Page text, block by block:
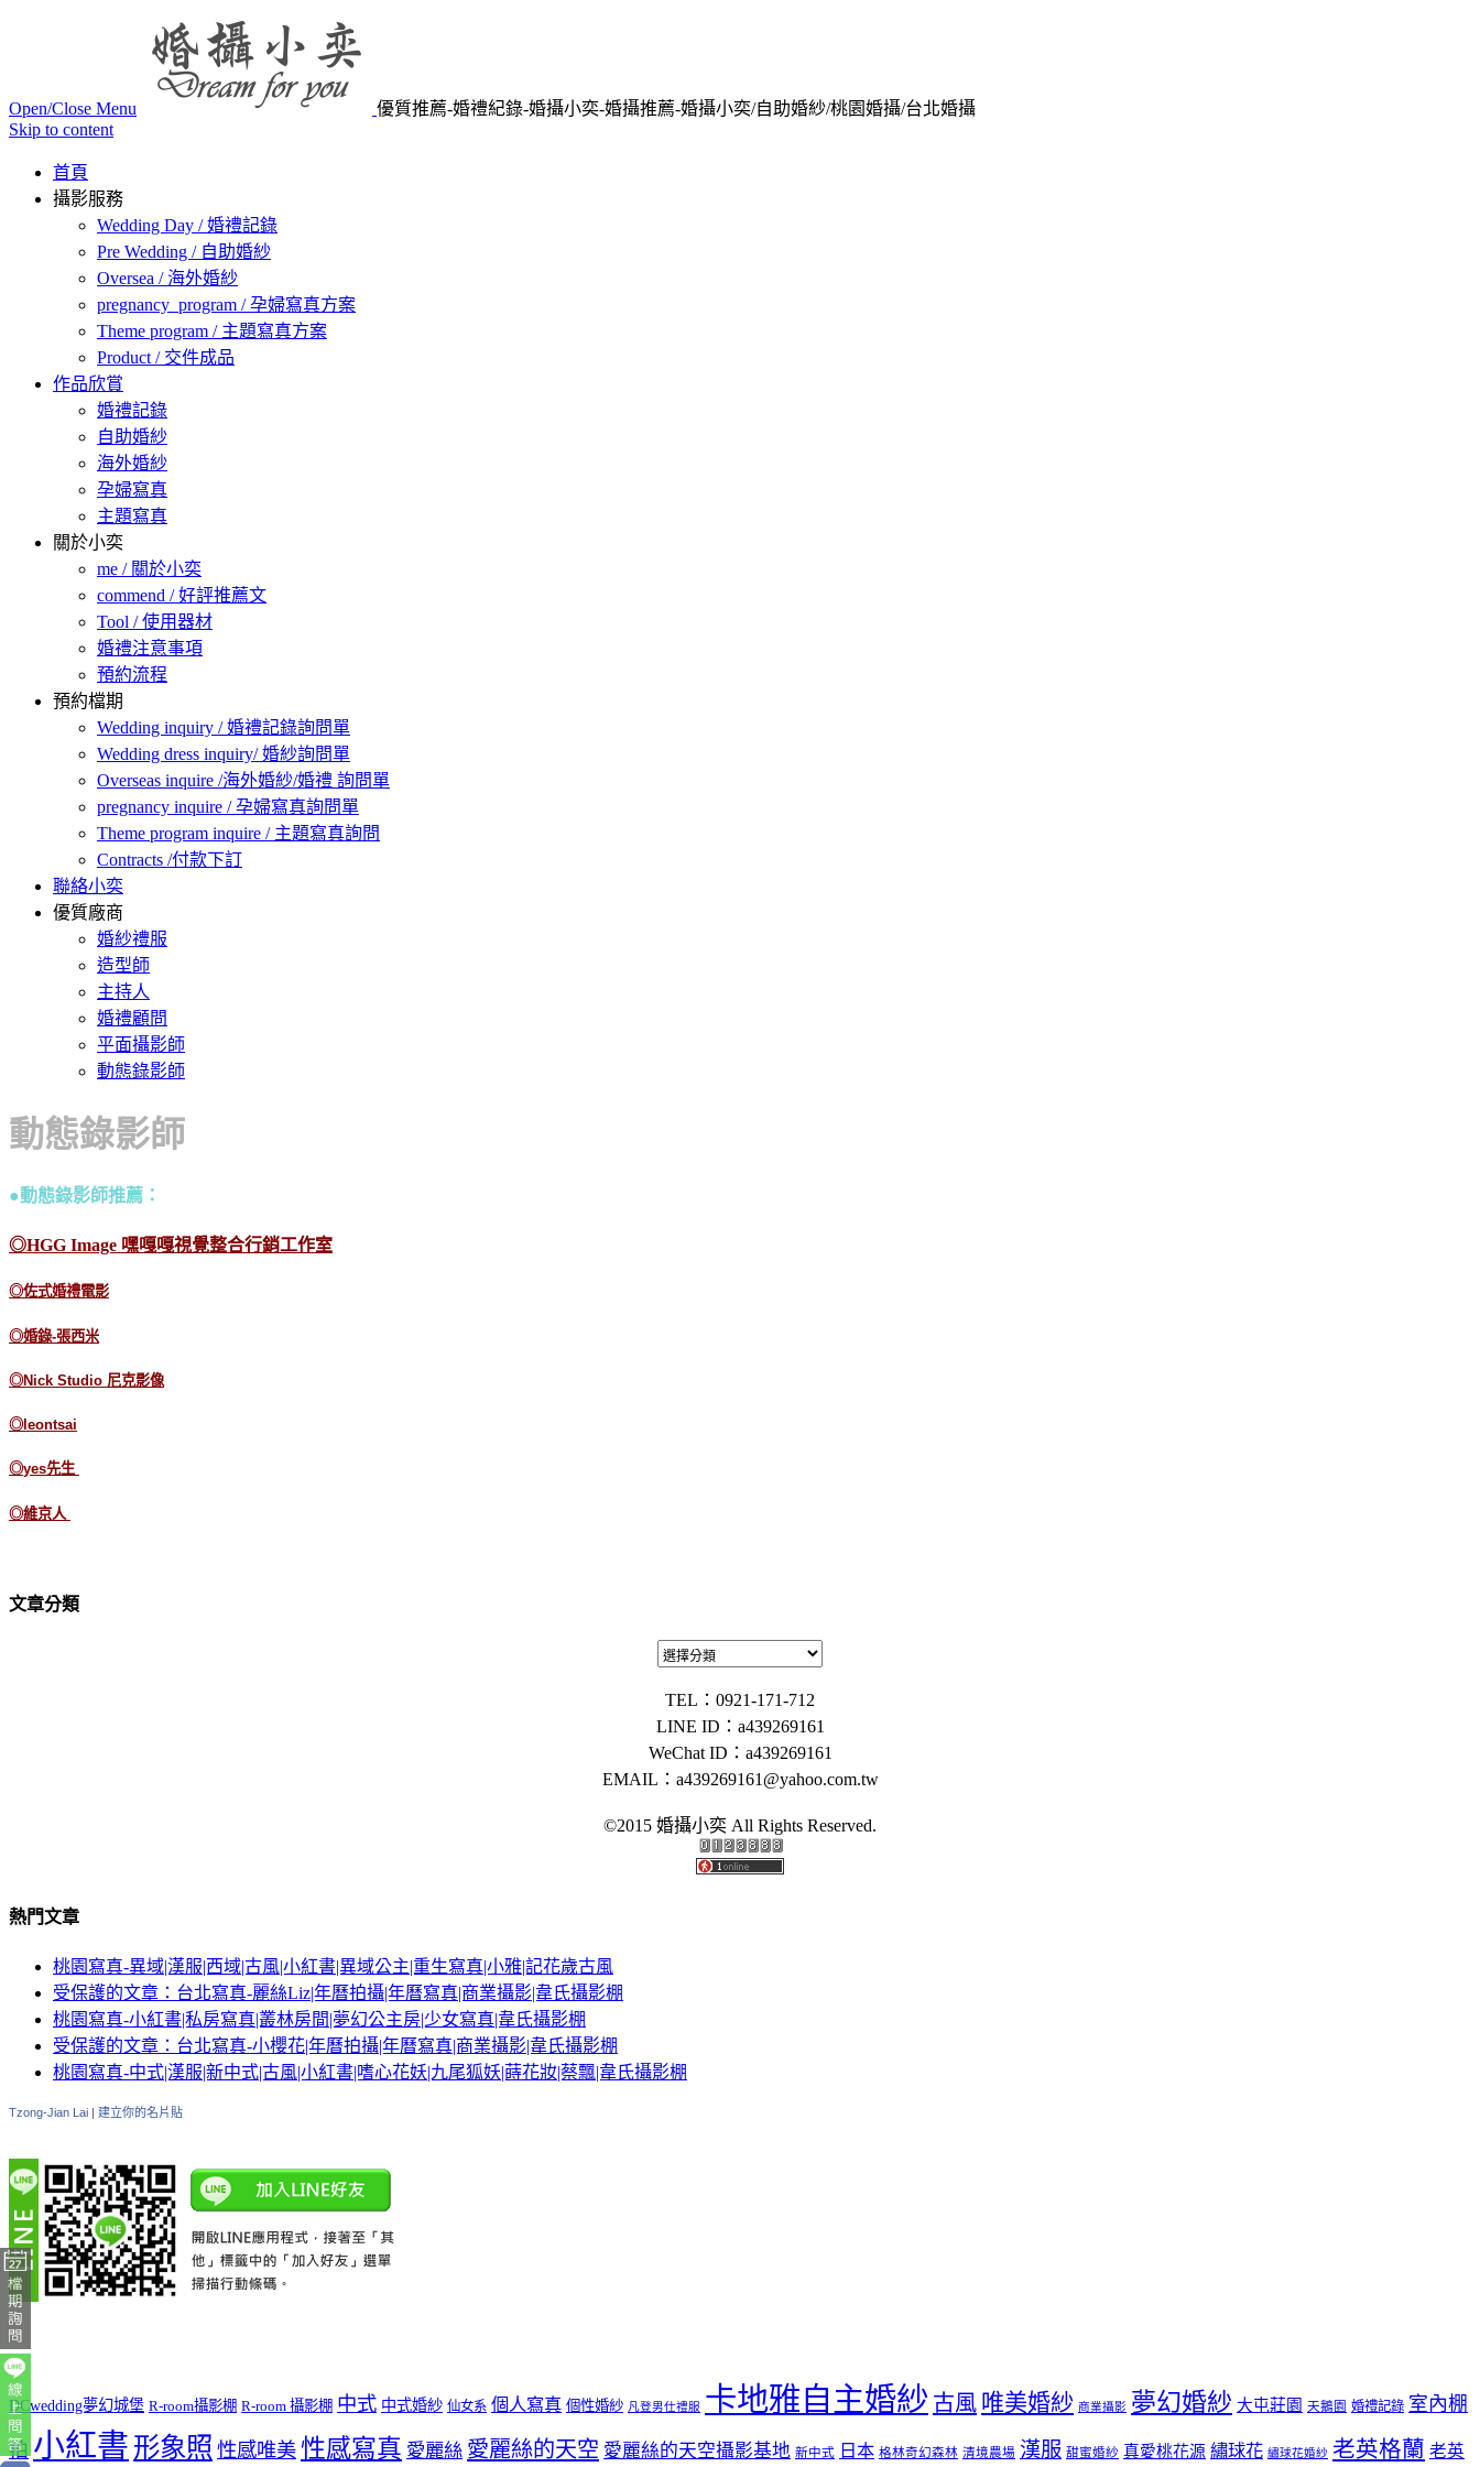
Open/Close Menu
優質推薦-婚禮紀錄-婚攝小奕-婚攝推薦-婚攝小奕/自助婚紗/桃園婚攝/台北婚攝
Skip to content
首頁
攝影服務
Wedding Day / 婚禮記錄
Pre Wedding / 自助婚紗
Oversea / 海外婚紗
pregnancy_program / 孕婦寫真方案
Theme program / 主題寫真方案
Product / 交件成品
作品欣賞
婚禮記錄
自助婚紗
海外婚紗
孕婦寫真
主題寫真
關於小奕
me / 關於小奕
commend / 好評推薦文
Tool / 使用器材
婚禮注意事項
預約流程
預約檔期
Wedding inquiry / 婚禮記錄詢問單
Wedding dress inquiry/ 婚紗詢問單
Overseas inquire /海外婚紗/婚禮 詢問單
pregnancy inquire / 孕婦寫真詢問單
Theme program inquire / 主題寫真詢問
Contracts /付款下訂
聯絡小奕
優質廠商
婚紗禮服
造型師
主持人
婚禮顧問
平面攝影師
動態錄影師
動態錄影師
●動態錄影師推薦：
◎HGG Image 嘿嘎嘎視覺整合行銷工作室
◎佐式婚禮電影
◎婚錄-張西米
◎Nick Studio 尼克影像
◎leontsai
◎yes先生
◎維京人
文章分類
TEL：0921-171-712
LINE ID：a439269161
WeChat ID：a439269161
EMAIL： a439269161@yahoo.com.tw
©2015 婚攝小奕 All Rights Reserved.
熱門文章
桃園寫真-異域|漢服|西域|古風|小紅書|異域公主|重生寫真|小雅|記花歲古風
受保護的文章：台北寫真-麗絲Liz|年曆拍攝|年曆寫真|商業攝影|韋氏攝影棚
桃園寫真-小紅書|私房寫真|叢林房間|夢幻公主房|少女寫真|韋氏攝影棚
受保護的文章：台北寫真-小櫻花|年曆拍攝|年曆寫真|商業攝影|韋氏攝影棚
桃園寫真-中式|漢服|新中式|古風|小紅書|嗜心花妖|九尾狐妖|蒔花妝|蔡飄|韋氏攝影棚
Tzong-Jian Lai | 建立你的名片貼
DCwedding夢幻城堡 R-room攝影棚 R-room 攝影棚 中式 中式婚紗 仙女系 個人寫真 個性婚紗 凡登男仕禮服 卡地雅自主婚紗 古風 唯美婚紗 商業攝影 夢幻婚紗 大屯莊園 天鵝園 婚禮記錄 室內棚
拍 小紅書 形象照 性感唯美 性感寫真 愛麗絲 愛麗絲的天空 愛麗絲的天空攝影基地 新中式 日本 格林奇幻森林 清境農場 漢服 甜蜜婚紗 真愛桃花源 繡球花 繡球花婚紗 老英格蘭 老英